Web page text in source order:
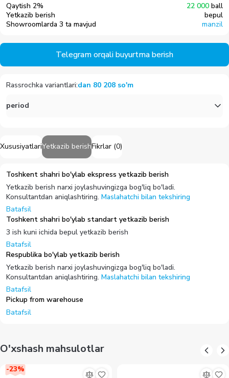
XususiyatlariYetkazib berishFikrlar (0)
Toshkent shahri bo'ylab ekspress yetkazib berish
Yetkazib berish narxi joylashuvingizga bog'liq bo'ladi.
Konsultantdan aniqlashtiring. Maslahatchi bilan tekshiring
Batafsil
Toshkent shahri bo'ylab standart yetkazib berish
3 ish kuni ichida bepul yetkazib berish
Batafsil
Respublika bo'ylab yetkazib berish
Yetkazib berish narxi joylashuvingizga bog'liq bo'ladi.
Konsultantdan aniqlashtiring. Maslahatchi bilan tekshiring
Batafsil
Pickup from warehouse
Batafsil
Qaytish 2% 22 000 ball
Yetkazib berish
bepul
Showroomlarda 3 ta mavjud
manzil
Telegram orqali buyurtma berish
Rassrochka variantlari:dan 80 208 so'm
period
O'xshash mahsulotlar
-23%